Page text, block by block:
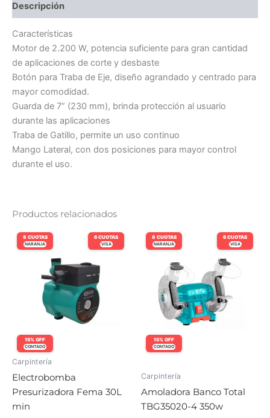
Descripción
Características
Motor de 2.200 W, potencia suficiente para gran cantidad
de aplicaciones de corte y desbaste
Botón para Traba de Eje, diseño agrandado y centrado para
mayor comodidad.
Guarda de 7” (230 mm), brinda protección al usuario
durante las aplicaciones
Traba de Gatillo, permite un uso continuo
Mango Lateral, con dos posiciones para mayor control
durante el uso.
Productos relacionados
6 CUOTAS
VISA
8 CUOTAS
NARANJA
15% OFF
CONTADO
Carpintería
Electrobomba
Presurizadora Fema 30L
min
6 CUOTAS
VISA
8 CUOTAS
NARANJA
15% OFF
CONTADO
Carpintería
Amoladora Banco Total
TBG35020-4 350w